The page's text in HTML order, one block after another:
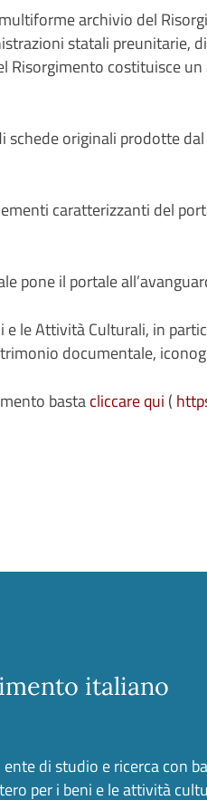
archivio del
statali preunitarie,
costituisce
originali prodotte
caratterizzanti del
pone il portale
le Attività Culturali, in
documentale,
bastacliccare qui (
italiano
di studio e ricerca con
per i beni e le attività